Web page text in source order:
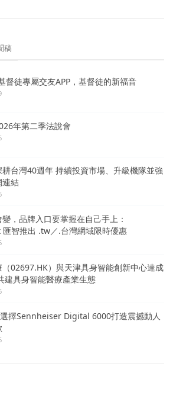
稿
督徒專屬交友APP，基督徒的新福音
年第二季法說會
台灣40週年 持續投資市場、升級機隊並強
連結
，品牌入口要掌握在自己手上：
智推出 .tw／.台灣網域限時優惠
02697.HK）與天津具身智能創新中心達成
建具身智能醫療產業生態
擇Sennheiser Digital 6000打造震撼動人